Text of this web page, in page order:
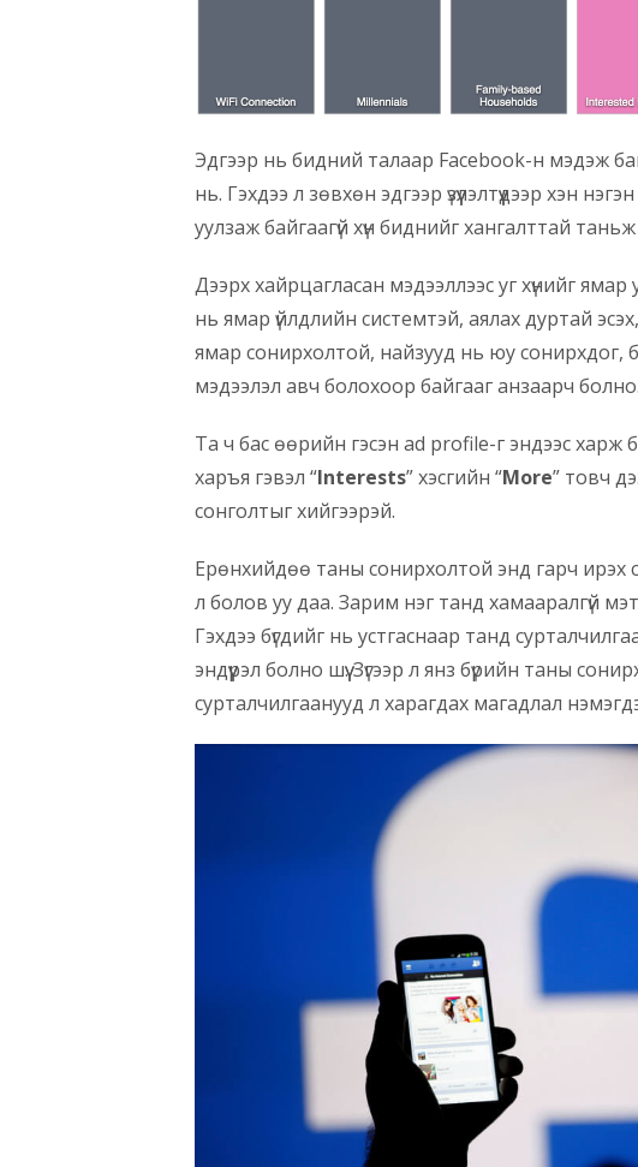
Эдгээр нь бидний талаар Facebook-н мэдэж
нь. Гэхдээ л зөвхөн эдгээр үзүүлэлтүүдээр хэн
уулзаж байгаагүй хүн биднийг хангалттай
Дээрх хайрцагласан мэдээллээс уг хүнийг
нь ямар үйлдлийн системтэй, аялах дуртай
ямар сонирхолтой, найзууд нь юу сонирхдог,
мэдээлэл авч болохоор байгааг анзаарч болно.
Та ч бас өөрийн гэсэн ad profile-г эндээс харж
харъя гэвэл “Interests” хэсгийн “More” товч
сонголтыг хийгээрэй.
Ерөнхийдөө таны сонирхолтой энд гарч ирэх
л болов уу даа. Зарим нэг танд хамааралгүй мэт
Гэхдээ бүгдийг нь устгаснаар танд
эндүүрэл болно шүү. Зүгээр л янз бүрийн таны
сурталчилгаанууд л харагдах магадлал